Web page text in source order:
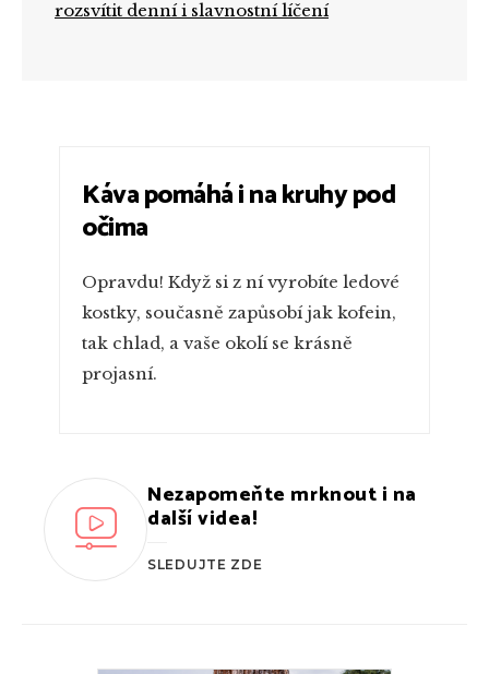
rozsvítit denní i slavnostní líčení
Nezapomeňte mrknout i na
další videa!
SLEDUJTE ZDE
Káva pomáhá i na kruhy pod
očima
Opravdu! Když si z ní vyrobíte ledové
kostky, současně zapůsobí jak kofein,
tak chlad, a vaše okolí se krásně
projasní.